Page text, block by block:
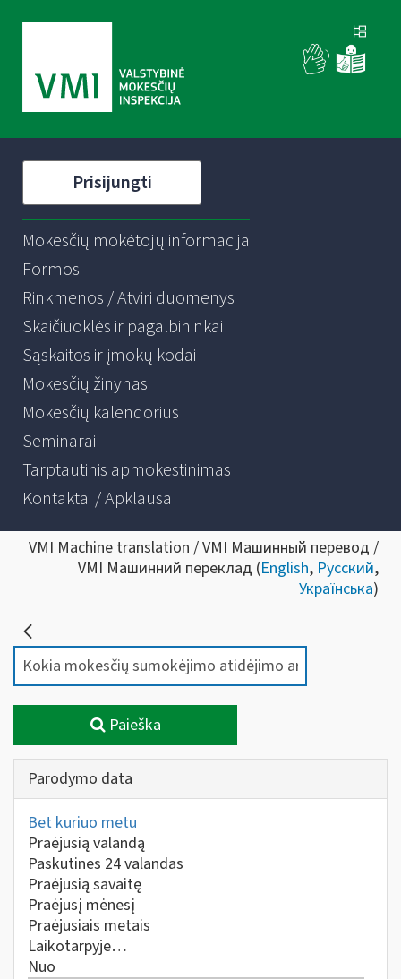
Prisijungti
Mokesčių mokėtojų informacija
Formos
Rinkmenos / Atviri duomenys
Skaičiuoklės ir pagalbininkai
Sąskaitos ir įmokų kodai
Mokesčių žinynas
Mokesčių kalendorius
Seminarai
Tarptautinis apmokestinimas
Kontaktai / Apklausa
VMI Machine translation / VMI Машинный перевод /
VMI Машинний переклад (English, Русский,
Українська)
Paieška
Parodymo data
Bet kuriuo metu
Praėjusią valandą
Paskutines 24 valandas
Praėjusią savaitę
Praėjusį mėnesį
Praėjusiais metais
Laikotarpyje…
Nuo